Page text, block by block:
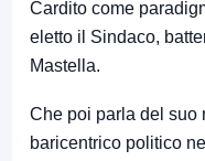
Cardito come
eletto il Sindaco,
Mastella.
Che poi parla del suo
baricentrico politico